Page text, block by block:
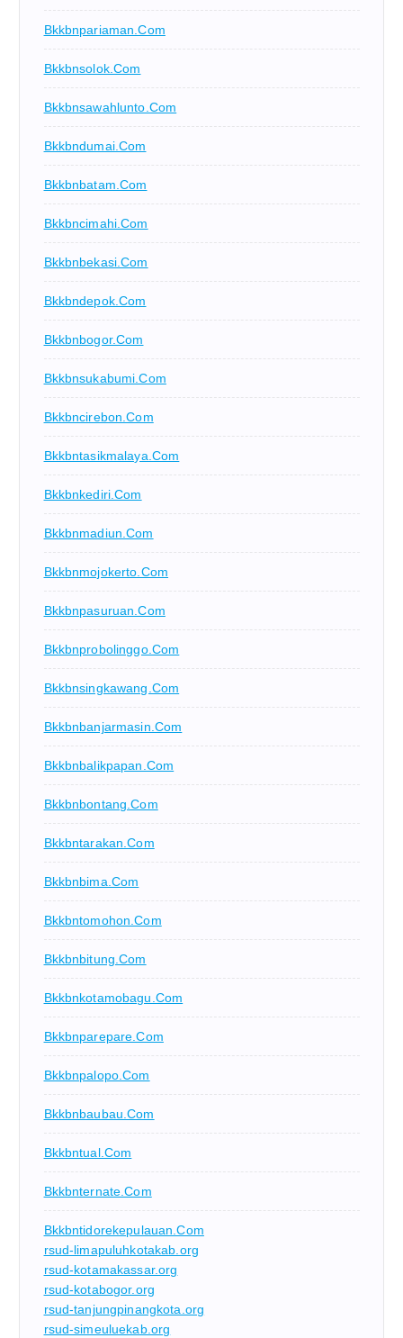
Bkkbnpariaman.com
Bkkbnsolok.com
Bkkbnsawahlunto.com
Bkkbndumai.com
Bkkbnbatam.com
Bkkbncimahi.com
Bkkbnbekasi.com
Bkkbndepok.com
Bkkbnbogor.com
Bkkbnsukabumi.com
Bkkbncirebon.com
Bkkbntasikmalaya.com
Bkkbnkediri.com
Bkkbnmadiun.com
Bkkbnmojokerto.com
Bkkbnpasuruan.com
Bkkbnprobolinggo.com
Bkkbnsingkawang.com
Bkkbnbanjarmasin.com
Bkkbnbalikpapan.com
Bkkbnbontang.com
Bkkbntarakan.com
Bkkbnbima.com
Bkkbntomohon.com
Bkkbnbitung.com
Bkkbnkotamobagu.com
Bkkbnparepare.com
Bkkbnpalopo.com
Bkkbnbaubau.com
Bkkbntual.com
Bkkbnternate.com
Bkkbntidorekepulauan.com
rsud-limapuluhkotakab.org
rsud-kotamakassar.org
rsud-kotabogor.org
rsud-tanjungpinangkota.org
rsud-simeuluekab.org